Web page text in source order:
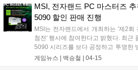
용 시 0.03초 이하의 유선에 가까운
번 배터리를 충전하면 최대 24시간 사
상적인 게이밍 이어폰으로 알려져 있
일 및 휴대용 게임 콘솔과 호환성도 뛰
MSI, 전자랜드 PC 마스터즈
5090 할인 판매 진행
MSI는 전자랜드에서 개최하는 '제2회
첨전' 행사에 참여한다고 밝혔다. 최근
5090 시리즈를 보다 공정하고 투명한
련된 이번 추첨전은 2026년 4월 18일
게임뉴스 | 백승철 04-15